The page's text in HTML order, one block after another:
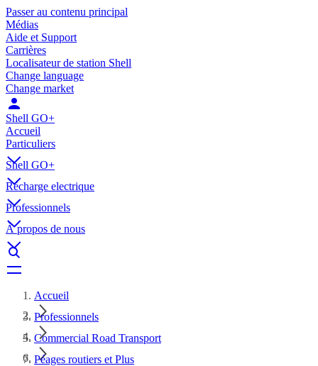
Passer au contenu principal
Médias
Aide et Support
Carrières
Localisateur de station Shell
Change language
Change market
Shell GO+
Accueil
Particuliers
Shell GO+
Récharge electrique
Professionnels
À propos de nous
Accueil
Professionnels
Commercial Road Transport
Péages routiers et Plus